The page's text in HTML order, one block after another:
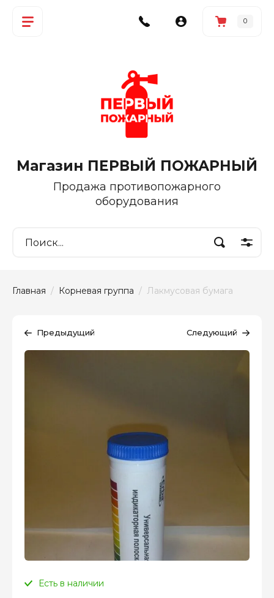
0
Магазин ПЕРВЫЙ ПОЖАРНЫЙ
Продажа противопожарного
оборудования
Главная / Корневая группа /  Лакмусовая бумага
Предыдущий Следующий
Есть в наличии